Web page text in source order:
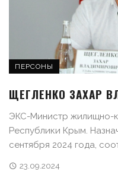
ПЕРСОНЫ
ЩЕГЛЕНКО ЗАХАР
ЭКС-Министр жилищно-
Республики Крым.
сентября 2024 года,
23.09.2024